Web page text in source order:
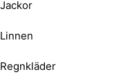
Jackor
Linnen
Regnkläder